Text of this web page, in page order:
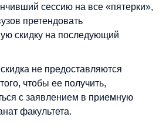
сессию на все «пятерки»,
претендовать
скидку на последующий
не предоставляются
чтобы ее получить,
с заявлением в приемную
факультета.